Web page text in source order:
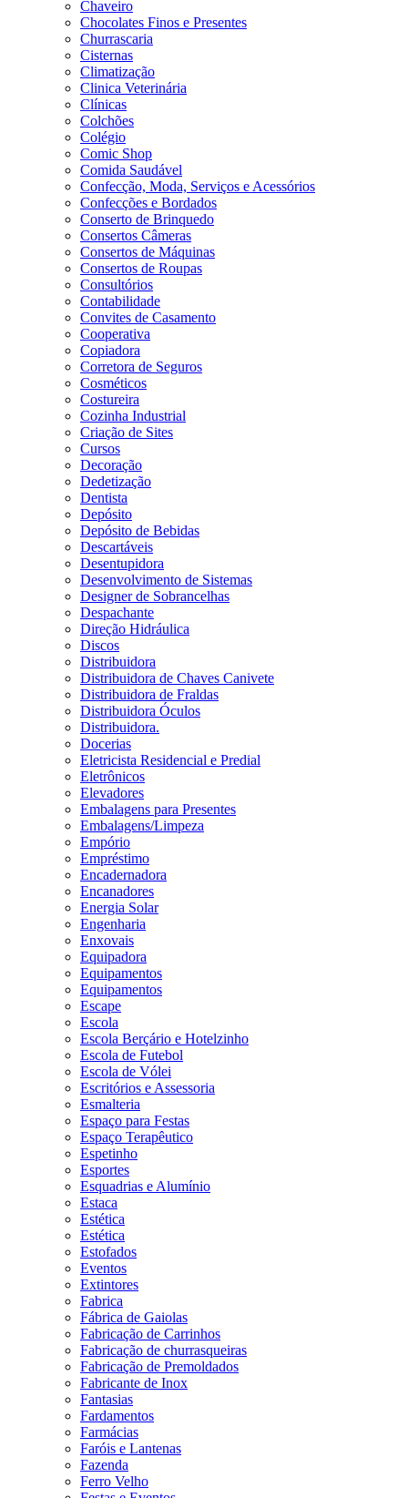
Chaveiro
Chocolates Finos e Presentes
Churrascaria
Cisternas
Climatização
Clinica Veterinária
Clínicas
Colchões
Colégio
Comic Shop
Comida Saudável
Confecção, Moda, Serviços e Acessórios
Confecções e Bordados
Conserto de Brinquedo
Consertos Câmeras
Consertos de Máquinas
Consertos de Roupas
Consultórios
Contabilidade
Convites de Casamento
Cooperativa
Copiadora
Corretora de Seguros
Cosméticos
Costureira
Cozinha Industrial
Criação de Sites
Cursos
Decoração
Dedetização
Dentista
Depósito
Depósito de Bebidas
Descartáveis
Desentupidora
Desenvolvimento de Sistemas
Designer de Sobrancelhas
Despachante
Direção Hidráulica
Discos
Distribuidora
Distribuidora de Chaves Canivete
Distribuidora de Fraldas
Distribuidora Óculos
Distribuidora.
Docerias
Eletricista Residencial e Predial
Eletrônicos
Elevadores
Embalagens para Presentes
Embalagens/Limpeza
Empório
Empréstimo
Encadernadora
Encanadores
Energia Solar
Engenharia
Enxovais
Equipadora
Equipamentos
Equipamentos
Escape
Escola
Escola Berçário e Hotelzinho
Escola de Futebol
Escola de Vólei
Escritórios e Assessoria
Esmalteria
Espaço para Festas
Espaço Terapêutico
Espetinho
Esportes
Esquadrias e Alumínio
Estaca
Estética
Estética
Estofados
Eventos
Extintores
Fabrica
Fábrica de Gaiolas
Fabricação de Carrinhos
Fabricação de churrasqueiras
Fabricação de Premoldados
Fabricante de Inox
Fantasias
Fardamentos
Farmácias
Faróis e Lantenas
Fazenda
Ferro Velho